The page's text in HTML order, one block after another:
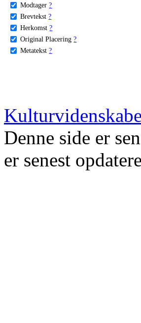
Modtager ?
Brevtekst ?
Herkomst ?
Original Placering ?
Metatekst ?
Denne side er
er senest